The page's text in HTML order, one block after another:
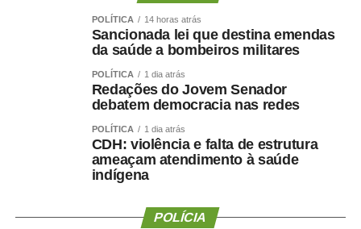
Mulher de Cuiabá, também aponta a
visibilidade dada ao problema como um
dos maiores legados da legislação.
“Um dos principais avanços foi,
principalmente, a visibilidade da violência
doméstica contra a mulher. Hoje, nós
conseguimos entender que não se trata de
um problema no âmbito privado, como se
entendia no passado, mas ela se tornou o
discutimos não apenas a violência física,
POLÍTICA 14 horas atrás
Sancionada lei que destina emendas
da saúde a bombeiros militares
POLÍTICA 1 dia atrás
Redações do Jovem Senador
debatem democracia nas redes
POLÍTICA 1 dia atrás
CDH: violência e falta de estrutura
ameaçam atendimento à saúde
indígena
POLÍCIA